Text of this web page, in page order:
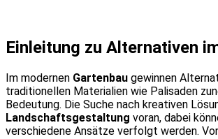
Einleitung zu Alternativen
Im modernen Gartenbau gewinnen
traditionellen Materialien wie Palisaden
Bedeutung. Die Suche nach kreativen
Landschaftsgestaltung voran, dabei
verschiedene Ansätze verfolgt werden.